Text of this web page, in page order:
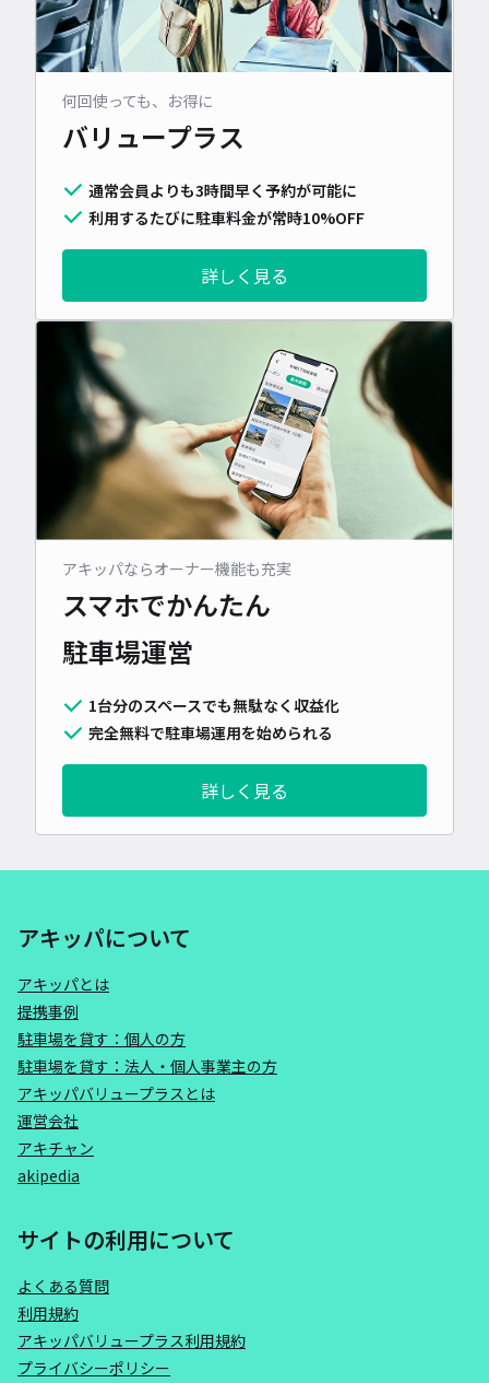
何回使っても、お得に
バリュープラス
通常会員よりも3時間早く予約が可能に
利用するたびに駐車料金が常時10%OFF
詳しく見る
アキッパならオーナー機能も充実
スマホでかんたん
駐車場運営
1台分のスペースでも無駄なく収益化
完全無料で駐車場運用を始められる
詳しく見る
アキッパについて
アキッパとは
提携事例
駐車場を貸す：個人の方
駐車場を貸す：法人・個人事業主の方
アキッパバリュープラスとは
運営会社
アキチャン
akipedia
サイトの利用について
よくある質問
利用規約
アキッパバリュープラス利用規約
プライバシーポリシー